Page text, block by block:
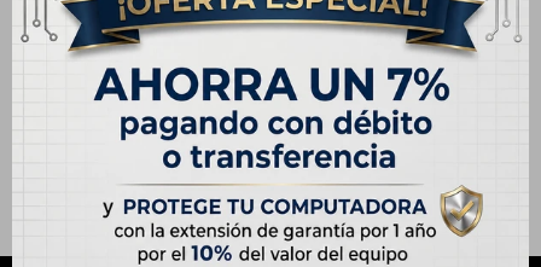
Filtrando por:
Notebooks
Núcleos procesador:6 Núcleos Quitar filtros
Te recomendamos quitar:
Núcleos procesador: 6 Núcleos